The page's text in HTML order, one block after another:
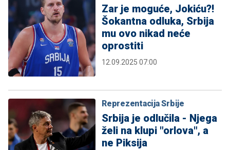
Zar je moguće, Jokiću?!
Šokantna odluka, Srbija
mu ovo nikad neće
oprostiti
12.09.2025 07:00
Reprezentacija Srbije
Srbija je odlučila - Njega
želi na klupi "orlova", a
ne Piksija